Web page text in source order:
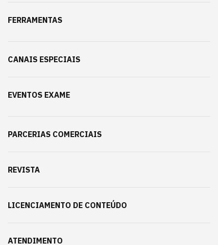
FERRAMENTAS
CANAIS ESPECIAIS
EVENTOS EXAME
PARCERIAS COMERCIAIS
REVISTA
LICENCIAMENTO DE CONTEÚDO
ATENDIMENTO